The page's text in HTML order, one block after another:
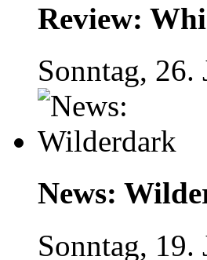
Review:
Sonntag,
News:
Sonntag,